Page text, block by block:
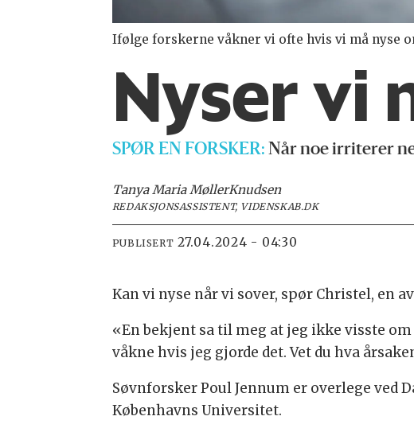
Ifølge forskerne våkner vi ofte hvis vi må nyse
Nyser vi
SPØR EN FORSKER: Når noe irriterer
Tanya Maria MøllerKnudsen
REDAKSJONSASSISTENT, VIDENSKAB.DK
PUBLISERT 27.04.2024 - 04:30
Kan vi nyse når vi sover, spør Christel, en
«En bekjent sa til meg at jeg ikke visste
våkne hvis jeg gjorde det. Vet du hva
Søvnforsker Poul Jennum er overlege
Københavns Universitet.